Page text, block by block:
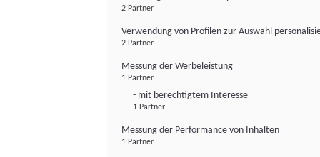
2 Partner
Verwendung von Profilen zur Auswahl
2 Partner
Messung der Werbeleistung
1 Partner
- mit berechtigtem Interesse
1 Partner
Messung der Performance von Inhalten
1 Partner